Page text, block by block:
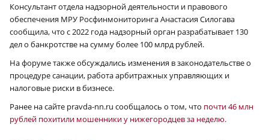
Консультант отдела надзорной деятельности и правового
обеспечения МРУ Росфинмониторинга Анастасия Силогава
сообщила, что с 2022 года надзорный орган разрабатывает 130
дел о банкротстве на сумму более 100 млрд рублей.
На форуме также обсуждались изменения в законодательстве о
процедуре санации, работа арбитражных управляющих и
налоговые риски в бизнесе.
Ранее на сайте pravda-nn.ru сообщалось о том, что почти 46 млн
рублей похитили мошенники у нижегородцев за неделю.